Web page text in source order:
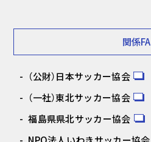
関係FA
（公財）日本サッカー協会
（一社）東北サッカー協会
福島県県北サッカー協会